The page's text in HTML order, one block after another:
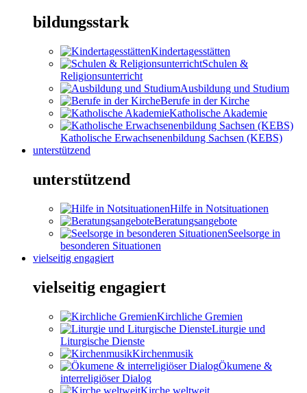
bildungsstark
Kindertagesstätten
Schulen &
Religionsunterricht
Ausbildung und Studium
Berufe in der Kirche
Katholische Akademie
Katholische Erwachsenenbildung Sachsen (KEBS)
unterstützend
unterstützend
Hilfe in Notsituationen
Beratungsangebote
Seelsorge in
besonderen Situationen
vielseitig engagiert
vielseitig engagiert
Kirchliche Gremien
Liturgie und
Liturgische Dienste
Kirchenmusik
Ökumene &
interreligiöser Dialog
Kirche weltweit